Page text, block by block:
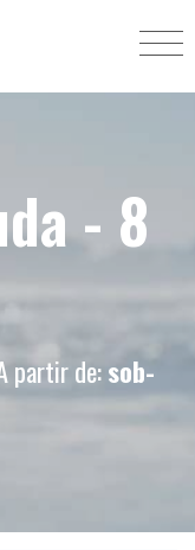
- 8
partir de:sob-